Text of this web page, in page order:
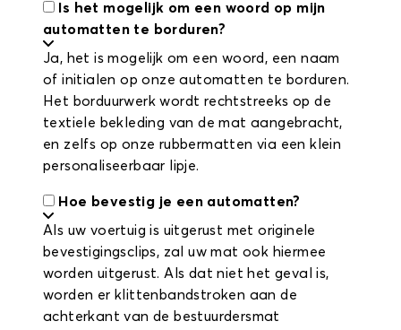
Is het mogelijk om een woord op mijn
automatten te borduren?
Ja, het is mogelijk om een woord, een naam
of initialen op onze automatten te borduren.
Het borduurwerk wordt rechtstreeks op de
textiele bekleding van de mat aangebracht,
en zelfs op onze rubbermatten via een klein
personaliseerbaar lipje.
Hoe bevestig je een automatten?
Als uw voertuig is uitgerust met originele
bevestigingsclips, zal uw mat ook hiermee
worden uitgerust. Als dat niet het geval is,
worden er klittenbandstroken aan de
achterkant van de bestuurdersmat